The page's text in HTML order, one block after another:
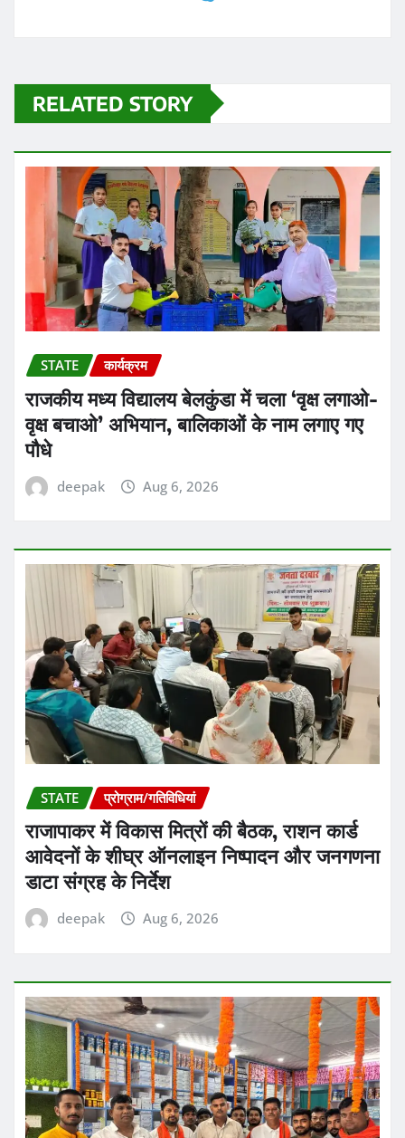
RELATED STORY
STATE कार्यक्रम
राजकीय मध्य विद्यालय बेलकुंडा में चला ‘वृक्ष लगाओ-
वृक्ष बचाओ’ अभियान, बालिकाओं के नाम लगाए गए
पौधे
deepak Aug 6, 2026
STATE प्रोग्राम/गतिविधियां
राजापाकर में विकास मित्रों की बैठक, राशन कार्ड
आवेदनों के शीघ्र ऑनलाइन निष्पादन और जनगणना
डाटा संग्रह के निर्देश
deepak Aug 6, 2026